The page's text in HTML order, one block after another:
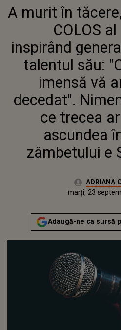
UN
PRIN
A
PRIN CE
A murit în
COLOS
inspirând
talentul său:
imensă vă
decedat".
ce trecea
ascundea
zâmbetului e
Autor:ADRIANA
marți, 23 septembrie 2025
Actualizat:
marți, 23
Adaugă-ne ca sursă